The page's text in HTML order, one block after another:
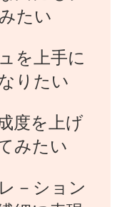
たい
を上手に
りたい
度を上げ
みたい
－ション